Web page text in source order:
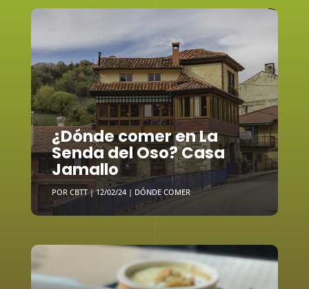
¿Dónde comer en La
Senda del Oso? Casa
Jamallo
POR CBTT|12/02/24| DÓNDE COMER